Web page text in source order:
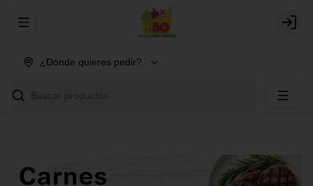
Abrir menu de navegación Login
¿Dónde quieres pedir?
Buscar productos